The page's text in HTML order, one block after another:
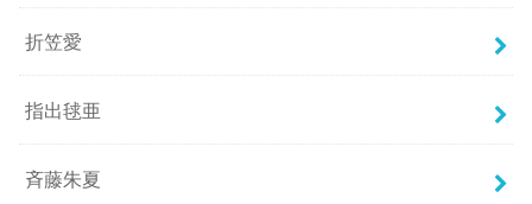
折笠愛
指出毬亜
斉藤朱夏